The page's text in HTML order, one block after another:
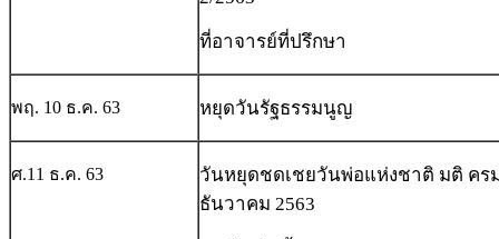
ที่อาจารย์ที่ปรึกษา
พฤ. 10 ธ.ค. 63 หยุดวันรัฐธรรมนูญ
ศ.11 ธ.ค. 63
วันหยุดชดเชยวันพ่อแห่งชาติ มติ คร
ธันวาคม 2563